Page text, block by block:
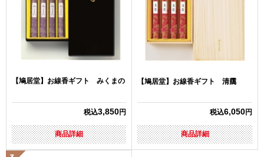
【鳩居堂】お線香ギフト みくまの
税込3,850円
商品詳細
【鳩居堂】お線香ギフト 清靄
税込6,050円
商品詳細